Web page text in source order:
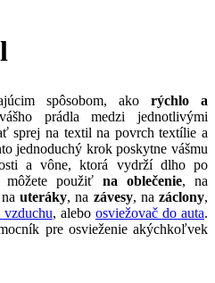
spôsobom, ako rýchlo a
prádla medzi jednotlivými
sprej na textil na povrch textílie a
jednoduchý krok poskytne vášmu
a vône, ktorá vydrží dlho po
môžete použiť na oblečenie, na
nauteráky, na závesy, nazáclony,
vzduchu, alebo osviežovač do auta.
pre osvieženie akýchkoľvek